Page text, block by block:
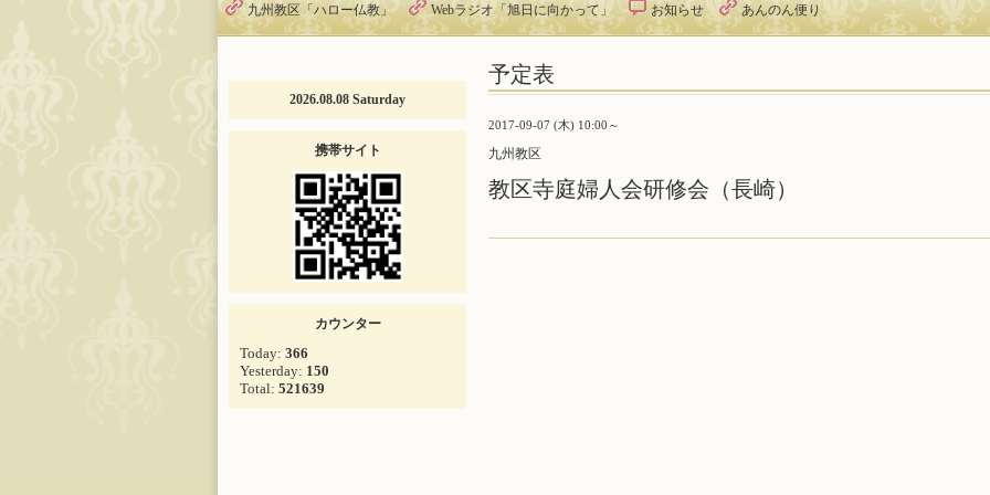
九州教区「ハロー仏教」 Webラジオ「旭日に向かって」 お知らせ あんのん便り
予定表
2017-09-07 (木) 10:00～
九州教区
教区寺庭婦人会研修会（長崎）
2026.08.08 Saturday
携帯サイト
カウンター
Today: 366
Yesterday: 150
Total: 521639